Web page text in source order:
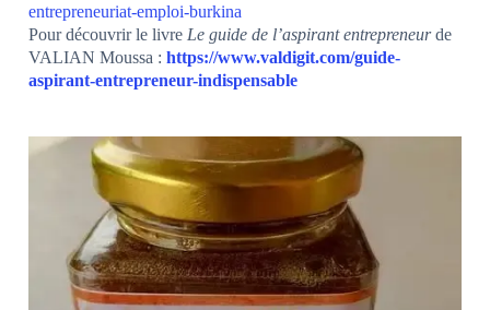
entrepreneuriat-emploi-burkina
Pour découvrir le livre Le guide de l’aspirant entrepreneurde
VALIAN Moussa : https://www.valdigit.com/guide-
aspirant-entrepreneur-indispensable